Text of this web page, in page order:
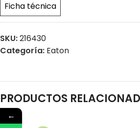
Ficha técnica
SKU:216430
Categoría: Eaton
PRODUCTOS
←